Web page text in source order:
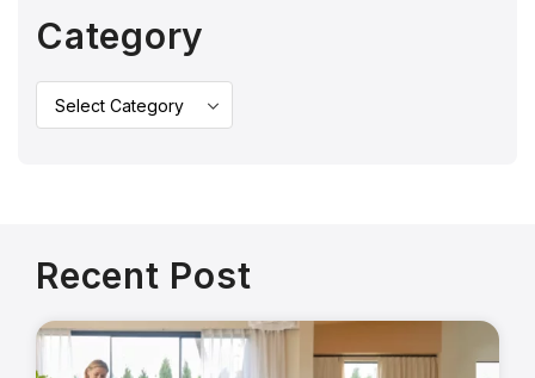
Category
Recent Post